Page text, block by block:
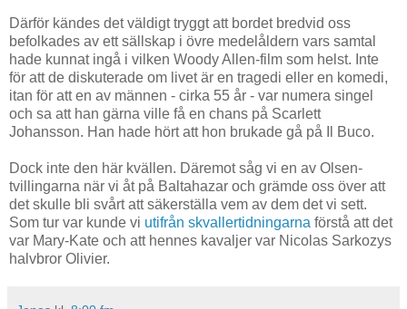
Därför kändes det väldigt tryggt att bordet bredvid oss
befolkades av ett sällskap i övre medelåldern vars samtal
hade kunnat ingå i vilken Woody Allen-film som helst. Inte
för att de diskuterade om livet är en tragedi eller en komedi,
itan för att en av männen - cirka 55 år - var numera singel
och sa att han gärna ville få en chans på Scarlett
Johansson. Han hade hört att hon brukade gå på Il Buco.
Dock inte den här kvällen. Däremot såg vi en av Olsen-
tvillingarna när vi åt på Baltahazar och grämde oss över att
det skulle bli svårt att säkerställa vem av dem det vi sett.
Som tur var kunde vi utifrån skvallertidningarna förstå att det
var Mary-Kate och att hennes kavaljer var Nicolas Sarkozys
halvbror Olivier.